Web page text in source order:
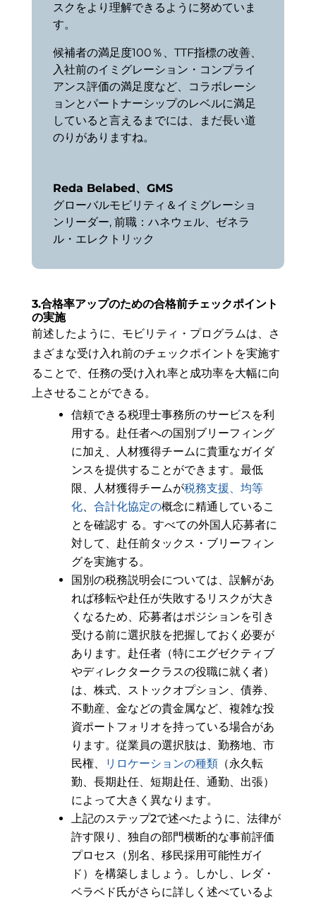
スクをより理解できるように努めていま
す。
候補者の満足度100％、TTF指標の改善、
入社前のイミグレーション・コンプライ
アンス評価の満足度など、コラボレーシ
ョンとパートナーシップのレベルに満足
していると言えるまでには、まだ長い道
のりがありますね。
Reda Belabed、GMS
グローバルモビリティ＆イミグレーショ
ンリーダー, 前職：ハネウェル、ゼネラ
ル・エレクトリック
3.合格率アップのための合格前チェックポイント
の実施
前述したように、モビリティ・プログラムは、さ
まざまな受け入れ前のチェックポイントを実施す
ることで、任務の受け入れ率と成功率を大幅に向
上させることができる。
信頼できる税理士事務所のサービスを利
用する。赴任者への国別ブリーフィング
に加え、人材獲得チームに貴重なガイダ
ンスを提供することができます。最低
限、人材獲得チームが税務支援、均等
化、 合計化協定の概念に精通しているこ
とを確認す る。すべての外国人応募者に
対して、赴任前タックス・ブリーフィン
グを実施する。
国別の税務説明会については、誤解があ
れば移転や赴任が失敗するリスクが大き
くなるため、応募者はポジションを引き
受ける前に選択肢を把握しておく必要が
あります。赴任者（特にエグゼクティブ
やディレクタークラスの役職に就く者）
は、株式、ストックオプション、債券、
不動産、金などの貴金属など、複雑な投
資ポートフォリオを持っている場合があ
ります。従業員の選択肢は、勤務地、市
民権、
リロケーションの種類（永久転
勤、長期赴任、短期赴任、通勤、出張）
によって大きく異なります。
上記のステップ2で述べたように、法律が
許す限り、独自の部門横断的な事前評価
プロセス（別名、移民採用可能性ガイ
ド）を構築しましょう。しかし、レダ・
ベラベド氏がさらに詳しく述べているよ